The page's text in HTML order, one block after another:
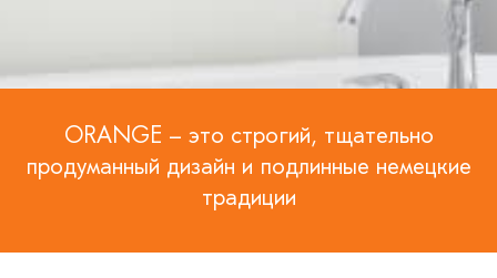
ORANGE – это строгий, тщательно
продуманный дизайн и подлинные немецкие
традиции